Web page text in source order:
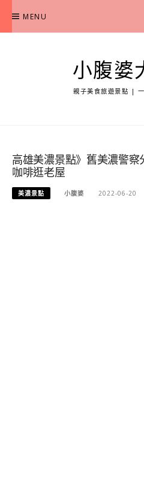
content
MENU
小腹婆
親子美食旅遊景點 |
高雄美濃景點》舊美濃警
咖啡逛老屋
美濃景點 小腹婆 2022-06-20